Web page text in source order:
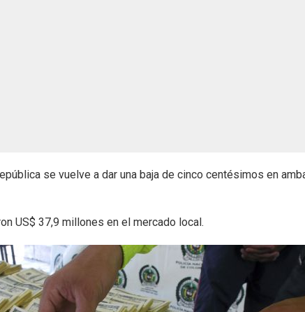
se vuelve a dar una baja de cinco centésimos en
US$ 37,9 millones en el mercado local.